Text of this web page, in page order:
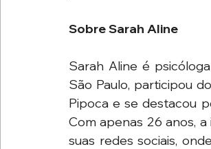
Sobre Sarah Aline
Sarah Aline é
São Paulo, participou
Pipoca e se destacou
Com apenas 26 anos,
suas redes sociais,